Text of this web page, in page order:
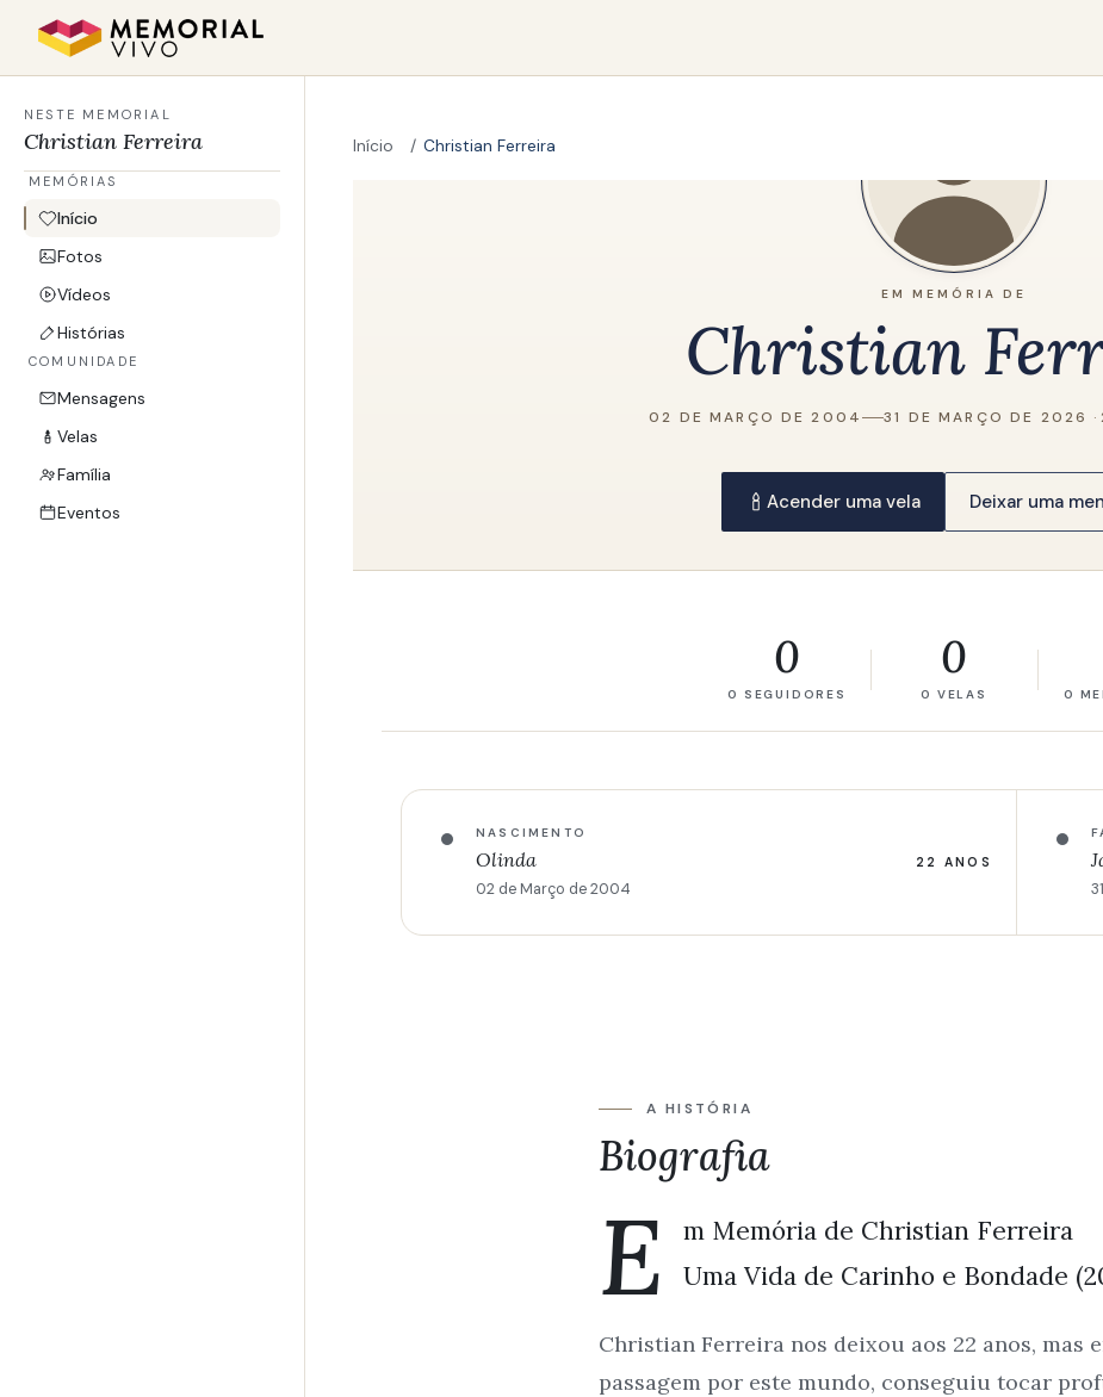
Ir para o conteúdo principal
NESTE MEMORIAL
Christian Ferreira
MEMÓRIAS
Início
Fotos
Vídeos
Histórias
COMUNIDADE
Mensagens
Velas
Família
Eventos
Início Christian Ferreira
EM MEMÓRIA DE
Christian
02 DE MARÇO DE 2004 31 DE MARÇO DE 2026 ·
Acender uma vela Deixar uma
0
0 SEGUIDORES
0
0 VELAS 0
NASCIMENTO
Olinda
02 de Março de 2004
22 ANOS
A HISTÓRIA
Biografia
E
m Memória de Christian Ferreira
Uma Vida de Carinho e Bondade
Christian Ferreira nos deixou aos 22 anos, mas
passagem por este mundo, conseguiu tocar